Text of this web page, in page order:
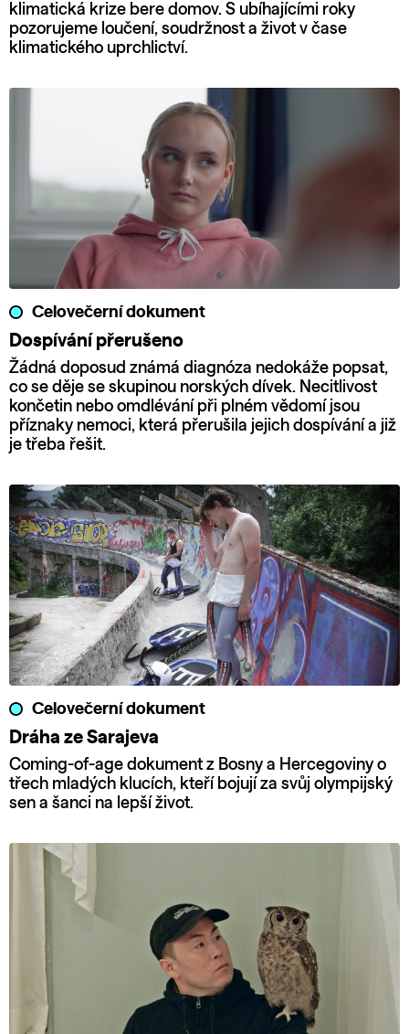
klimatická krize bere domov. S ubíhajícími roky
pozorujeme loučení, soudržnost a život v čase
klimatického uprchlictví.
Celovečerní dokument
Dospívání přerušeno
Žádná doposud známá diagnóza nedokáže popsat,
co se děje se skupinou norských dívek. Necitlivost
končetin nebo omdlévání při plném vědomí jsou
příznaky nemoci, která přerušila jejich dospívání a již
je třeba řešit.
Celovečerní dokument
Dráha ze Sarajeva
Coming-of-age dokument z Bosny a Hercegoviny o
třech mladých klucích, kteří bojují za svůj olympijský
sen a šanci na lepší život.